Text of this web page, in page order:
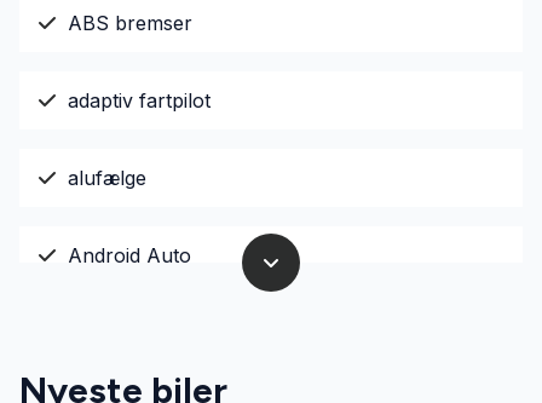
ABS bremser
adaptiv fartpilot
alufælge
Android Auto
Nyeste biler